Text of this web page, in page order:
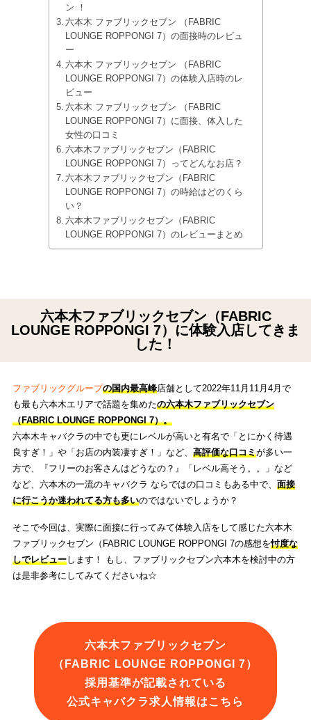
ン ！
六本木 ファブリックセブン （FABRIC
LOUNGE ROPPONGI 7）の面接時のレビュ
ー
六本木 ファブリックセブン （FABRIC
LOUNGE ROPPONGI 7）の体験入店時のレ
ビュー
六本木 ファブリックセブン （FABRIC
LOUNGE ROPPONGI 7）に面接、体入した
女性の口コミ
六本木ファブリックセブン（FABRIC
LOUNGE ROPPONGI 7）ってどんなお店？
六本木ファブリックセブン（FABRIC
LOUNGE ROPPONGI 7）の時給はどのくら
い？
六本木ファブリックセブン（FABRIC
LOUNGE ROPPONGI 7）のレビューまとめ
六本木ファブリックセブン（FABRIC
LOUNGE ROPPONGI 7）に体験入店してきま
した！
ファブリックグループの国内最高峰店舗として2022年11月11月4月で
も最も六本木エリアで話題を集めたの六本木ファブリックセブン
（FABRIC LOUNGE ROPPONGI 7）。
六本木キャバクラの中でも更にレベルが高いと有名で「とにかく待遇
良すぎ！」や「お店の内装凄すぎ！」など、 高評価な口コミが多い一
方で、『フリーのお客さんはどうなの？』「レベル高そう。。」など
など、六本木の一流のキャバクラ ならではの口コミもある中で、 面接
に行こうか迷われてる方も多いのではないでしょうか？
そこで今回は、実際に面接に行ってみて体験入店をして感じた六本木
ファブリックセブン（FABRIC LOUNGE ROPPONGI 7の感想を忖度な
しでレビューします！ もし、ファブリックセブン六本木を検討中の方
は是非参考にしてみてくださいね☆
六本木ファブリックセブン
（FABRIC LOUNGE ROPPONGI 7）
採用基準が記載されている
公式キャバクラ求人情報はこちら